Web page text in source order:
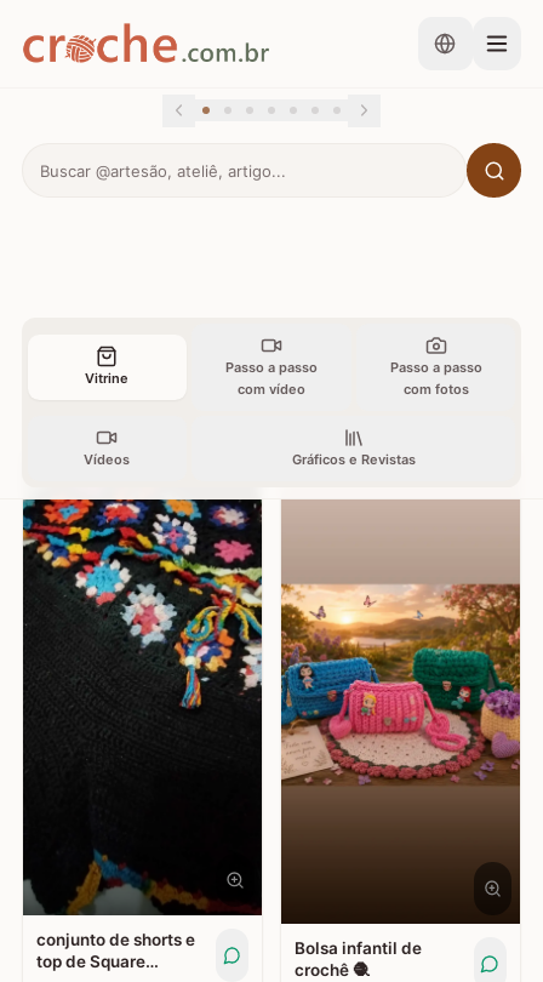
Vitrine
Passo a passo
com vídeo
Passo a passo
com fotos
Vídeos Gráficos e Revistas
conjunto de shorts e
top de Square
Bolsa infantil de
crochê 🧶